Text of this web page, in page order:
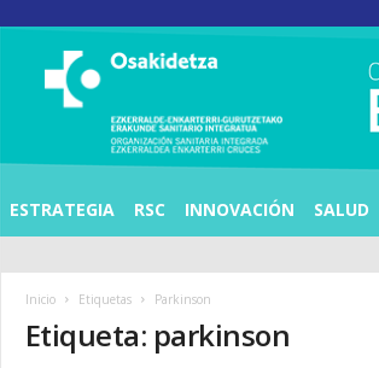
A
ESTRATEGIA RSC INNOVACIÓN SALUD
Inicio Etiquetas Parkinson
Etiqueta: parkinson